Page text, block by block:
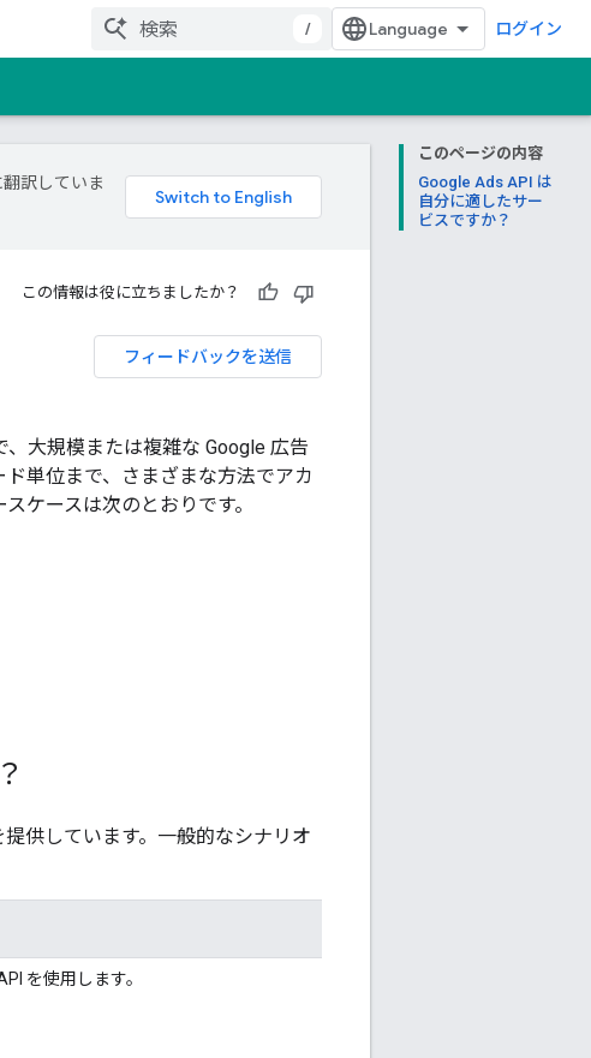
/ ログイン
このページの内容
Google Ads API は
自分に適したサー
ビスですか？
訳していま
この情報は役に立ちましたか？
フィードバックを送信
大規模または複雑な Google 広告
単位まで、さまざまな方法でアカ
ケースは次のとおりです。
供しています。一般的なシナリオ
を使用します。